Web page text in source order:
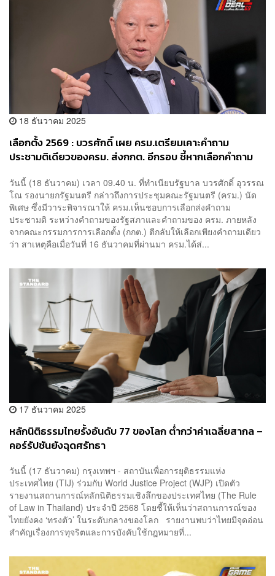
18 ธันวาคม 2025
เลือกตั้ง 2569 : บวรศักดิ์ เผย ครม.เตรียมเคาะคำถาม
ประชามติเดียวของครม. ส่งกกต. อีกรอบ ชี้หากเลือกคำถาม
วันนี้ (18 ธันวาคม) เวลา 09.40 น. ที่ทำเนียบรัฐบาล บวรศักดิ์ อุวรรณ
โณ รองนายกรัฐมนตรี กล่าวถึงการประชุมคณะรัฐมนตรี (ครม.) นัด
พิเศษ ซึ่งมีวาระพิจารณาให้ ครม.เห็นชอบการเลือกส่งคำถาม
ประชามติ ระหว่างคำถามของรัฐสภาและคำถามของ ครม. ภายหลัง
จากคณะกรรมการการเลือกตั้ง (กกต.) ตีกลับให้เลือกเพียงคำถามเดียว
ว่า สาเหตุคือเมื่อวันที่ 16 ธันวาคมที่ผ่านมา ครม.ได้ส่...
17 ธันวาคม 2025
หลักนิติธรรมไทยรั้งอันดับ 77 ของโลก ต่ำกว่าค่าเฉลี่ยสากล –
คอร์รัปชันยังฉุดศรัทธา
วันนี้ (17 ธันวาคม) กรุงเทพฯ - สถาบันเพื่อการยุติธรรมแห่ง
ประเทศไทย (TIJ) ร่วมกับ World Justice Project (WJP) เปิดตัว
รายงานสถานการณ์หลักนิติธรรมเชิงลึกของประเทศไทย (The Rule
of Law in Thailand) ประจำปี 2568 โดยชี้ให้เห็นว่าสถานการณ์ของ
ไทยยังคง ‘ทรงตัว’ ในระดับกลางของโลก รายงานพบว่าไทยมีจุดอ่อน
สำคัญเรื่องการทุจริตและการบังคับใช้กฎหมายที่...